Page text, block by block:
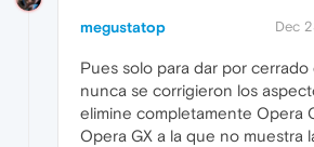
megustatop Dec
Pues solo para dar por cerrado
nunca se corrigieron los
elimine completamente Opera
Opera GX a la que no muestra